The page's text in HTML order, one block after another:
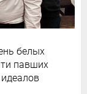
белых
павших